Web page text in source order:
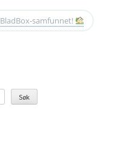
samfunnet!
Søk